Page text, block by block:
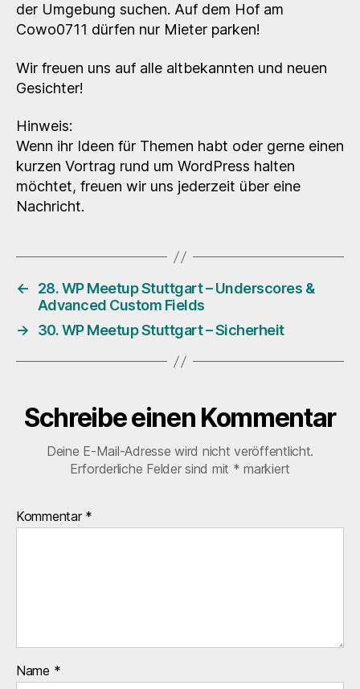
der Umgebung suchen. Auf dem Hof am
Cowo0711 dürfen nur Mieter parken!
Wir freuen uns auf alle altbekannten und neuen
Gesichter!
Hinweis:
Wenn ihr Ideen für Themen habt oder gerne einen
kurzen Vortrag rund um WordPress halten
möchtet, freuen wir uns jederzeit über eine
Nachricht.
←
28. WP Meetup Stuttgart – Underscores &
Advanced Custom Fields
→
30. WP Meetup Stuttgart – Sicherheit
Schreibe einen Kommentar
Deine E-Mail-Adresse wird nicht veröffentlicht.
Erforderliche Felder sind mit * markiert
Kommentar *
Name *